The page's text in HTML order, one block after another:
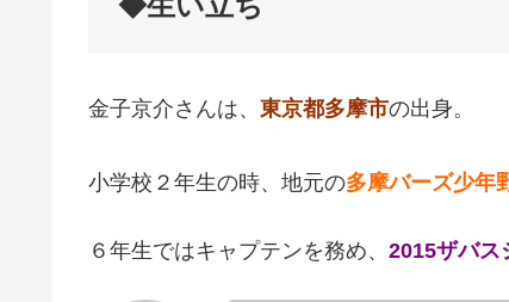
金子京介さんは、 東京都多摩市の出身。
小学校２年生の時、地元の多摩バーズ少年
６年生ではキャプテンを務め、 2015ザバス